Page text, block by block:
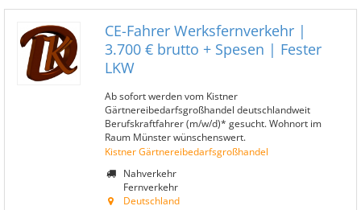
CE-Fahrer Werksfernverkehr |
3.700 € brutto + Spesen | Fester
LKW
Ab sofort werden vom Kistner
Gärtnereibedarfsgroßhandel deutschlandweit
Berufskraftfahrer (m/w/d)* gesucht. Wohnort im
Raum Münster wünschenswert.
Kistner Gärtnereibedarfsgroßhandel
Nahverkehr
Fernverkehr
Deutschland